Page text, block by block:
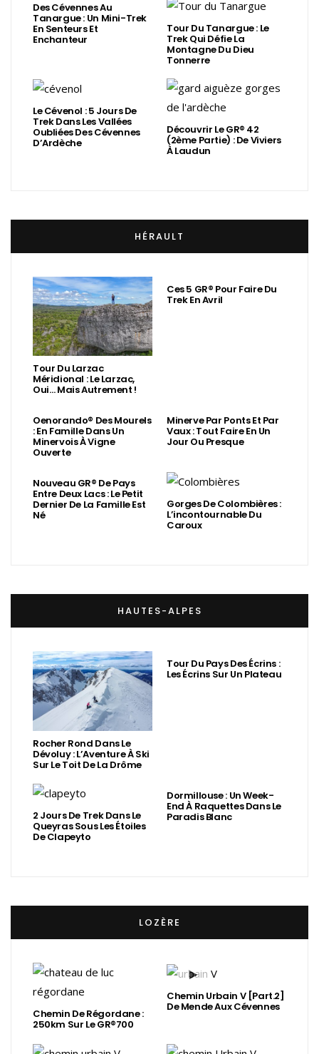
Des Cévennes Au
Tanargue : Un Mini-Trek
En Senteurs Et
Enchanteur
Tour Du Tanargue : Le
Trek Qui Défie La
Montagne Du Dieu
Tonnerre
Le Cévenol : 5 Jours De
Trek Dans Les Vallées
Oubliées Des Cévennes
D’Ardèche
Découvrir Le GR® 42
(2ème Partie) : De Viviers
À Laudun
HÉRAULT
Tour Du Larzac
Méridional : Le Larzac,
Oui… Mais Autrement !
Ces 5 GR® Pour Faire Du
Trek En Avril
Oenorando® Des Mourels
: En Famille Dans Un
Minervois À Vigne
Ouverte
Minerve Par Ponts Et Par
Vaux : Tout Faire En Un
Jour Ou Presque
Nouveau GR® De Pays
Entre Deux Lacs : Le Petit
Dernier De La Famille Est
Né
Gorges De Colombières :
L’incontournable Du
Caroux
HAUTES-ALPES
Rocher Rond Dans Le
Dévoluy : L’Aventure À Ski
Sur Le Toit De La Drôme
Tour Du Pays Des Écrins :
Les Écrins Sur Un Plateau
2 Jours De Trek Dans Le
Queyras Sous Les Étoiles
De Clapeyto
Dormillouse : Un Week-
End À Raquettes Dans Le
Paradis Blanc
LOZÈRE
Chemin De Régordane :
250km Sur Le GR®700
Chemin Urbain V [Part.2]
De Mende Aux Cévennes